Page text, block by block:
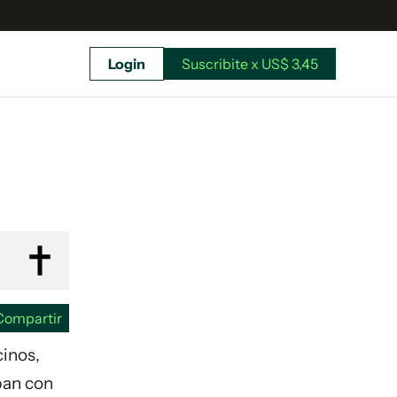
Login Suscribite x US$ 3,45
con